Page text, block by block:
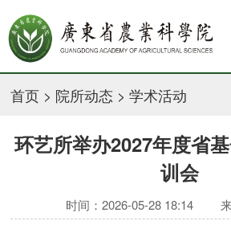
首页 > 院所动态 >学术活动
环艺所举办2027年度省
训会
时间：2026-05-28 18:14